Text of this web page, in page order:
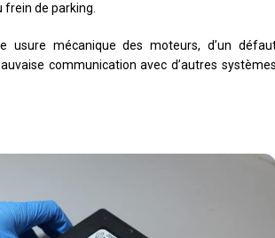
de parking.
usure mécanique des moteurs, d’un
communication avec d’autres systèmes